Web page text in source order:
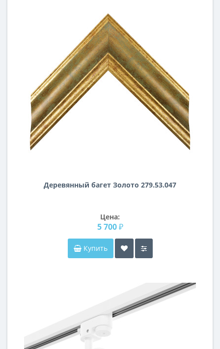
Деревянный багет Золото 279.53.047
Цена:
5 700 ₽
Купить